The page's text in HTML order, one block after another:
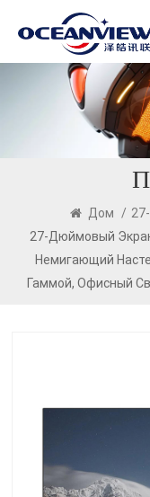
Дом /
27-Дюймовый
Немигающий
Гаммой, Офисный